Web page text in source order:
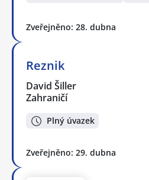
Zveřejněno: 28. dubna
Reznik
David Šiller
Zahraničí
Plný úvazek
Zveřejněno: 29. dubna